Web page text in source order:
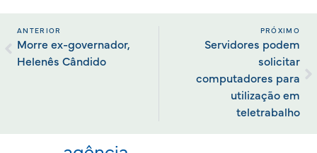
ANTERIOR
Morre ex-governador,
Helenês Cândido
PRÓXIMO
Servidores podem
solicitar
computadores para
utilização em
teletrabalho